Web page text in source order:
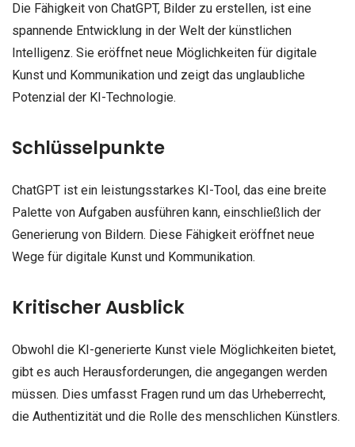
Die Fähigkeit von ChatGPT, Bilder zu erstellen, ist eine
spannende Entwicklung in der Welt der künstlichen
Intelligenz. Sie eröffnet neue Möglichkeiten für digitale
Kunst und Kommunikation und zeigt das unglaubliche
Potenzial der KI-Technologie.
Schlüsselpunkte
ChatGPT ist ein leistungsstarkes KI-Tool, das eine breite
Palette von Aufgaben ausführen kann, einschließlich der
Generierung von Bildern. Diese Fähigkeit eröffnet neue
Wege für digitale Kunst und Kommunikation.
Kritischer Ausblick
Obwohl die KI-generierte Kunst viele Möglichkeiten bietet,
gibt es auch Herausforderungen, die angegangen werden
müssen. Dies umfasst Fragen rund um das Urheberrecht,
die Authentizität und die Rolle des menschlichen Künstlers.